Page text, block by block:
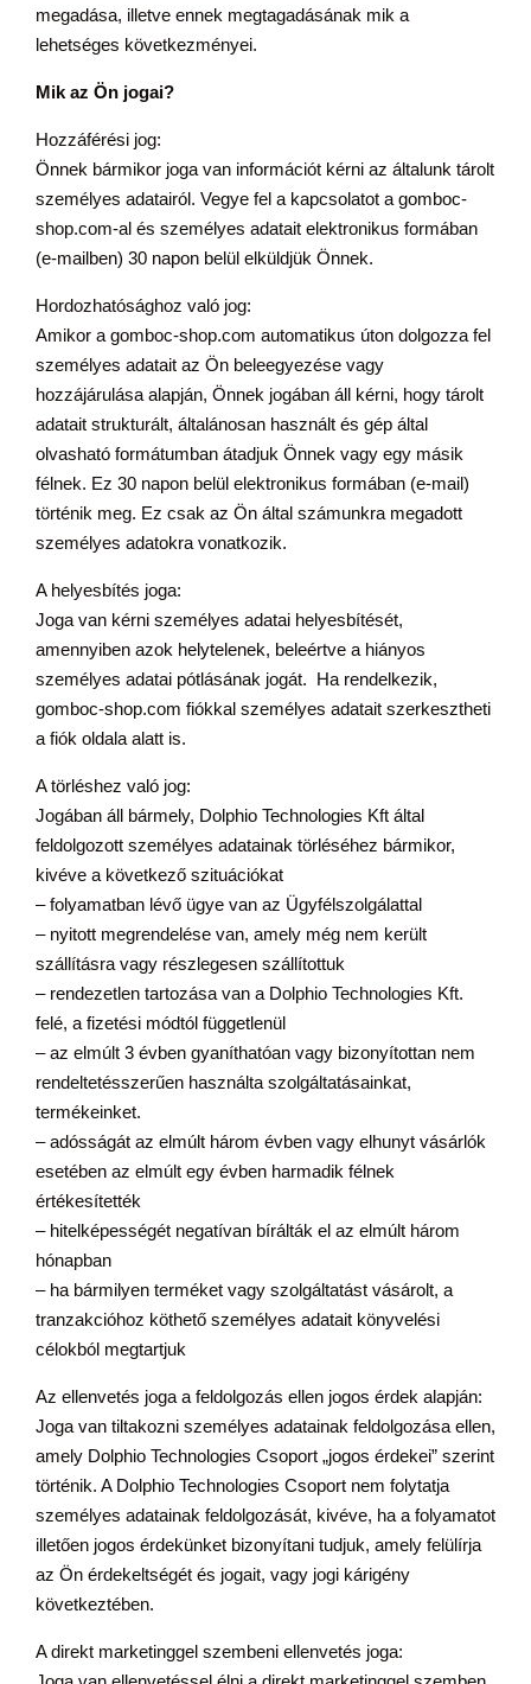
megadása, illetve ennek megtagadásának mik a
lehetséges következményei.
Mik az Ön jogai?
Hozzáférési jog:
Önnek bármikor joga van információt kérni az általunk tárolt
személyes adatairól. Vegye fel a kapcsolatot a gomboc-
shop.com-al és személyes adatait elektronikus formában
(e-mailben) 30 napon belül elküldjük Önnek.
Hordozhatósághoz való jog:
Amikor a gomboc-shop.com automatikus úton dolgozza fel
személyes adatait az Ön beleegyezése vagy
hozzájárulása alapján, Önnek jogában áll kérni, hogy tárolt
adatait strukturált, általánosan használt és gép által
olvasható formátumban átadjuk Önnek vagy egy másik
félnek. Ez 30 napon belül elektronikus formában (e-mail)
történik meg. Ez csak az Ön által számunkra megadott
személyes adatokra vonatkozik.
A helyesbítés joga:
Joga van kérni személyes adatai helyesbítését,
amennyiben azok helytelenek, beleértve a hiányos
személyes adatai pótlásának jogát. Ha rendelkezik,
gomboc-shop.com fiókkal személyes adatait szerkesztheti
a fiók oldala alatt is.
A törléshez való jog:
Jogában áll bármely, Dolphio Technologies Kft által
feldolgozott személyes adatainak törléséhez bármikor,
kivéve a következő szituációkat
– folyamatban lévő ügye van az Ügyfélszolgálattal
– nyitott megrendelése van, amely még nem került
szállításra vagy részlegesen szállítottuk
– rendezetlen tartozása van a Dolphio Technologies Kft.
felé, a fizetési módtól függetlenül
– az elmúlt 3 évben gyaníthatóan vagy bizonyítottan nem
rendeltetésszerűen használta szolgáltatásainkat,
termékeinket.
– adósságát az elmúlt három évben vagy elhunyt vásárlók
esetében az elmúlt egy évben harmadik félnek
értékesítették
– hitelképességét negatívan bírálták el az elmúlt három
hónapban
– ha bármilyen terméket vagy szolgáltatást vásárolt, a
tranzakcióhoz köthető személyes adatait könyvelési
célokból megtartjuk
Az ellenvetés joga a feldolgozás ellen jogos érdek alapján:
Joga van tiltakozni személyes adatainak feldolgozása ellen,
amely Dolphio Technologies Csoport „jogos érdekei” szerint
történik. A Dolphio Technologies Csoport nem folytatja
személyes adatainak feldolgozását, kivéve, ha a folyamatot
illetően jogos érdekünket bizonyítani tudjuk, amely felülírja
az Ön érdekeltségét és jogait, vagy jogi kárigény
következtében.
A direkt marketinggel szembeni ellenvetés joga: